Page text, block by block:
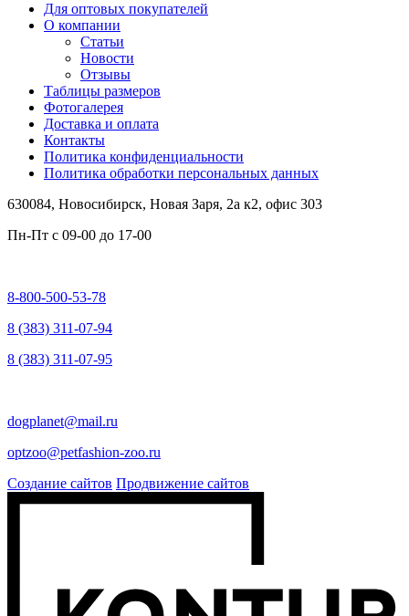
Для оптовых покупателей
О компании
Статьи
Новости
Отзывы
Таблицы размеров
Фотогалерея
Доставка и оплата
Контакты
Политика конфиденциальности
Политика обработки персональных данных
630084, Новосибирск, Новая Заря, 2а к2, офис 303
Пн-Пт c 09-00 до 17-00
8-800-500-53-78
8 (383) 311-07-94
8 (383) 311-07-95
dogplanet@mail.ru
optzoo@petfashion-zoo.ru
Создание сайтов Продвижение сайтов